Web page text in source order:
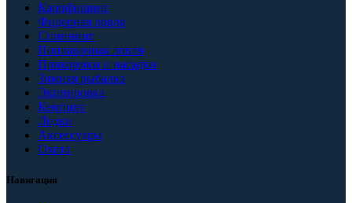
Карпфишинг
Фидерная ловля
Спиннинг
Поплавочная ловля
Прикормки и насадки
Зимняя рыбалка
Экипировка
Кемпинг
Лодки
Аксессуары
Охота
Навигация